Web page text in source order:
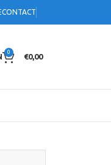
CONTACT
0
€0,00